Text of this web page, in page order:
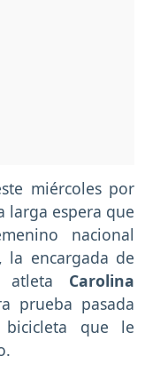
miércoles por
larga espera que
nacional
la encargada de
atleta Carolina
prueba pasada
que le